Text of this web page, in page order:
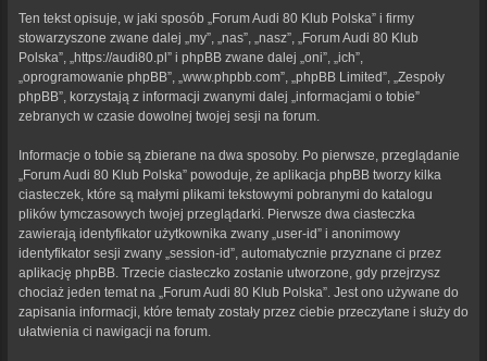
Ten tekst opisuje, w jaki sposób „Forum Audi 80 Klub Polska” i firmy
stowarzyszone zwane dalej „my”, „nas”, „nasz”, „Forum Audi 80 Klub
Polska”, „https://audi80.pl” i phpBB zwane dalej „oni”, „ich”,
„oprogramowanie phpBB”, „www.phpbb.com”, „phpBB Limited”, „Zespoły
phpBB”, korzystają z informacji zwanymi dalej „informacjami o tobie”
zebranych w czasie dowolnej twojej sesji na forum.
Informacje o tobie są zbierane na dwa sposoby. Po pierwsze, przeglądanie
„Forum Audi 80 Klub Polska” powoduje, że aplikacja phpBB tworzy kilka
ciasteczek, które są małymi plikami tekstowymi pobranymi do katalogu
plików tymczasowych twojej przeglądarki. Pierwsze dwa ciasteczka
zawierają identyfikator użytkownika zwany „user-id” i anonimowy
identyfikator sesji zwany „session-id”, automatycznie przyznane ci przez
aplikację phpBB. Trzecie ciasteczko zostanie utworzone, gdy przejrzysz
chociaż jeden temat na „Forum Audi 80 Klub Polska”. Jest ono używane do
zapisania informacji, które tematy zostały przez ciebie przeczytane i służy do
ułatwienia ci nawigacji na forum.